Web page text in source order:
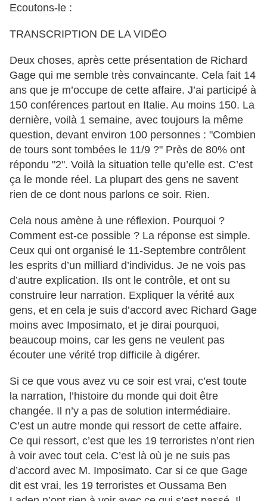
Ecoutons-le :
TRANSCRIPTION DE LA VIDËO
Deux choses, après cette présentation de Richard
Gage qui me semble très convaincante. Cela fait 14
ans que je m’occupe de cette affaire. J’ai participé à
150 conférences partout en Italie. Au moins 150. La
dernière, voilà 1 semaine, avec toujours la même
question, devant environ 100 personnes : "Combien
de tours sont tombées le 11/9 ?" Près de 80% ont
répondu "2". Voilà la situation telle qu’elle est. C’est
ça le monde réel. La plupart des gens ne savent
rien de ce dont nous parlons ce soir. Rien.
Cela nous amène à une réflexion. Pourquoi ?
Comment est-ce possible ? La réponse est simple.
Ceux qui ont organisé le 11-Septembre contrôlent
les esprits d’un milliard d’individus. Je ne vois pas
d’autre explication. Ils ont le contrôle, et ont su
construire leur narration. Expliquer la vérité aux
gens, et en cela je suis d’accord avec Richard Gage
moins avec Imposimato, et je dirai pourquoi,
beaucoup moins, car les gens ne veulent pas
écouter une vérité trop difficile à digérer.
Si ce que vous avez vu ce soir est vrai, c’est toute
la narration, l’histoire du monde qui doit être
changée. Il n’y a pas de solution intermédiaire.
C’est un autre monde qui ressort de cette affaire.
Ce qui ressort, c’est que les 19 terroristes n’ont rien
à voir avec tout cela. C’est là où je ne suis pas
d’accord avec M. Imposimato. Car si ce que Gage
dit est vrai, les 19 terroristes et Oussama Ben